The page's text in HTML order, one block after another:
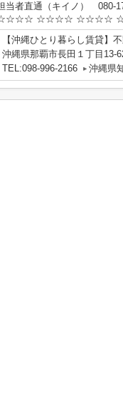
当者直通（キイノ） 080-
☆☆☆☆ ☆☆☆☆
【沖縄ひとり暮らし賃貸】
沖縄県那覇市長田１丁目13-
TEL:098-996-2166
沖縄県